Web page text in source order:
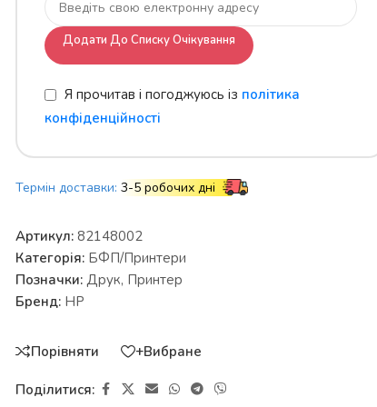
Додати До Списку Очікування
Я прочитав і погоджуюсь із політика
конфіденційності
Термін доставки: 3-5 робочих дні
Артикул: 82148002
Категорія: БФП/Принтери
Позначки: Друк, Принтер
Бренд: HP
Порівняти +Вибране
Поділитися: